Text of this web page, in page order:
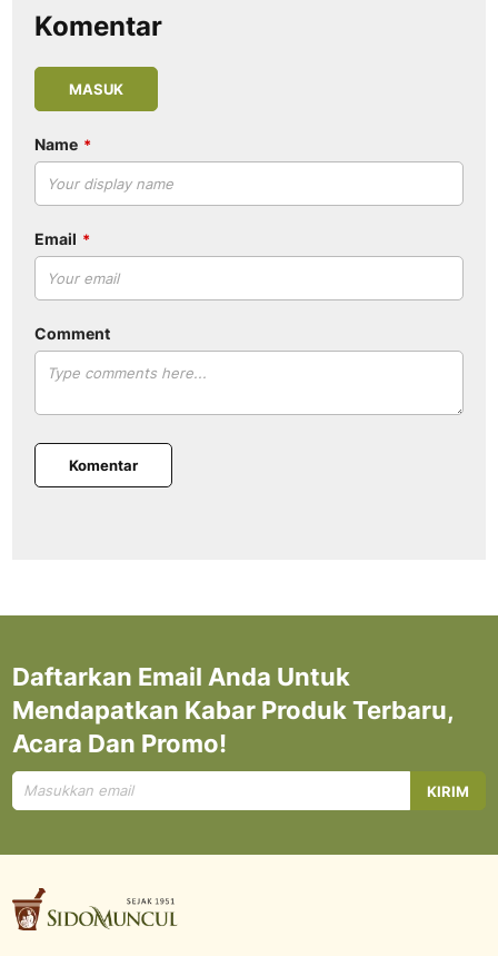
Komentar
MASUK
Name
Email
Comment
Komentar
Daftarkan Email Anda Untuk
Mendapatkan Kabar Produk Terbaru,
Acara Dan Promo!
Mendaftar
untuk
KIRIM